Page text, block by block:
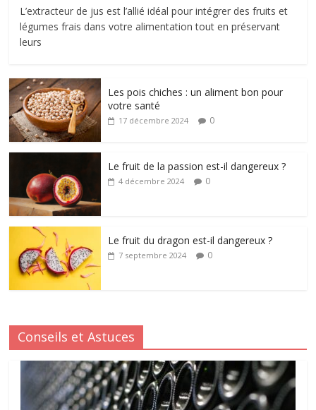
L’extracteur de jus est l’allié idéal pour intégrer des fruits et
légumes frais dans votre alimentation tout en préservant
leurs
Les pois chiches : un aliment bon pour
votre santé
17 décembre 2024 0
Le fruit de la passion est-il dangereux ?
4 décembre 2024 0
Le fruit du dragon est-il dangereux ?
7 septembre 2024 0
Conseils et Astuces